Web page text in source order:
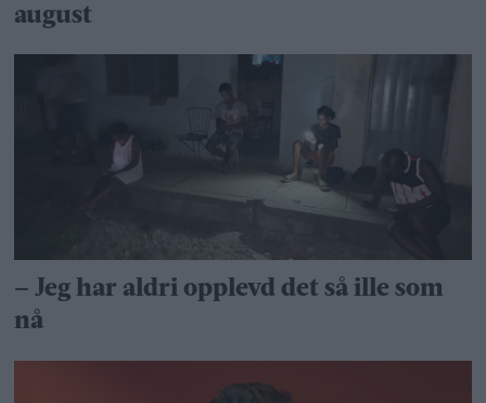
august
– Jeg har aldri opplevd det så ille som
nå